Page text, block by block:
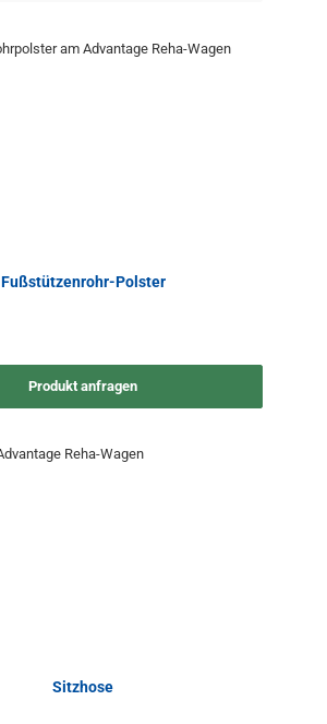
Fußstützenrohr-Polster
Produkt anfragen
Sitzhose